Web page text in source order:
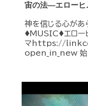
宙の法―エローヒ
神を信じる心があ
♦︎MUSIC♦︎エロー
マhttps://
open_in_new 始